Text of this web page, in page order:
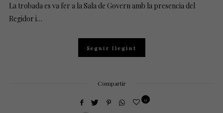
La trobada es va fer a la Sala de Govern amb la presencia del
Regidor i…
Seguir llegint
Compartir
0